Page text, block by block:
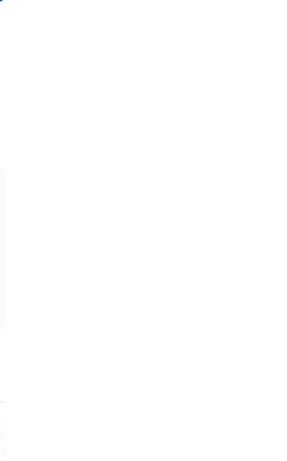
desencanta,
vence o Barra e avança
do Brasil; dê suas notas